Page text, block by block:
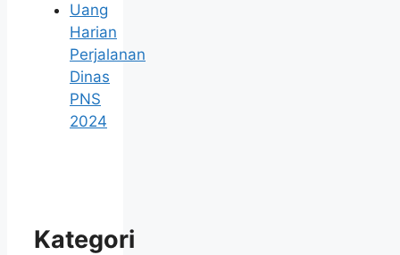
Uang
Harian
Perjalanan
Dinas
PNS
2024
Kategori